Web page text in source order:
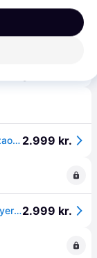
NINJA Ninja Artisan Elektrisk Udendørs Pizzaovn Og Luftfryser | Grey | 1.8 L 2.999 kr.
Ninja Ninja Artisan Electric pizzaovn & Air Fryer Black.2.999 kr.